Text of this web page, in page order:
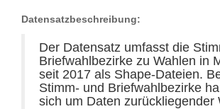
Datensatzbeschreibung:
Der Datensatz umfasst die
Briefwahlbezirke zu Wahlen in
seit 2017 als Shape-Dateien.
Stimm- und Briefwahlbezirke
sich um Daten zurückliegender